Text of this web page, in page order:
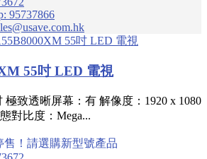
55吋 LED 電視
極致透晰屏幕：有 解像度：1920 x 1080
對比度：Mega...